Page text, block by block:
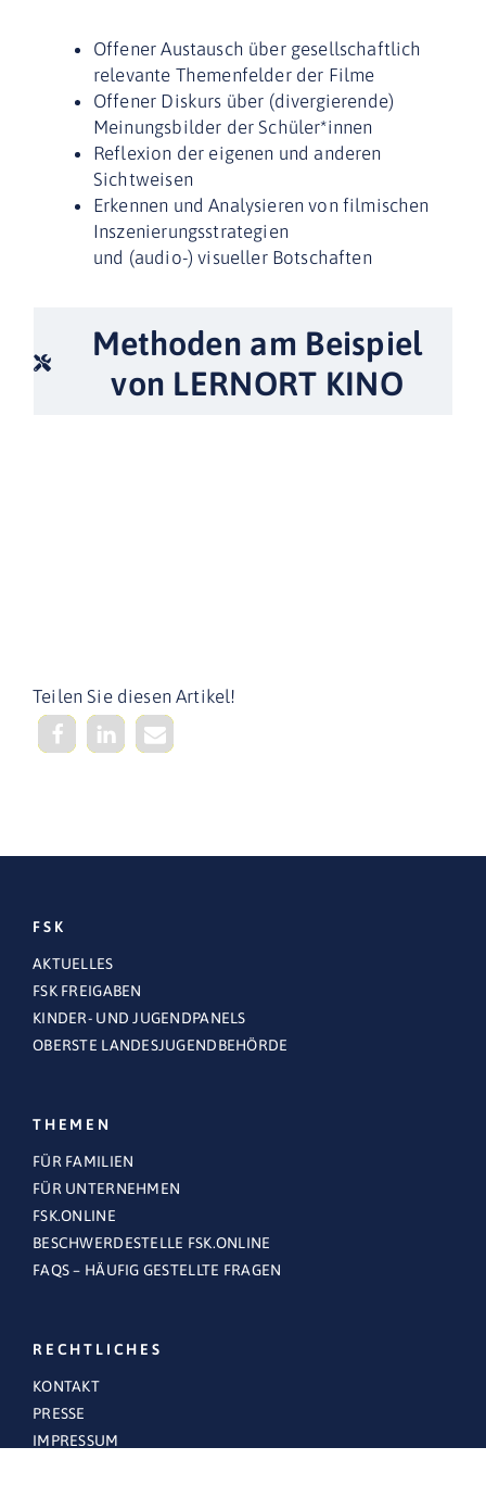
Offener Austausch über gesellschaftlich
relevante Themenfelder der Filme
Offener Diskurs über (divergierende)
Meinungsbilder der Schüler*innen
Reflexion der eigenen und anderen
Sichtweisen
Erkennen und Analysieren von filmischen
Inszenierungsstrategien
und (audio-) visueller Botschaften
Methoden am Beispiel
von LERNORT KINO
Teilen Sie diesen Artikel!
FSK
AKTUELLES
FSK FREIGABEN
KINDER- UND JUGENDPANELS
OBERSTE LANDESJUGENDBEHÖRDE
THEMEN
FÜR FAMILIEN
FÜR UNTERNEHMEN
FSK.ONLINE
BESCHWERDESTELLE FSK.ONLINE
FAQS – HÄUFIG GESTELLTE FRAGEN
RECHTLICHES
KONTAKT
PRESSE
IMPRESSUM